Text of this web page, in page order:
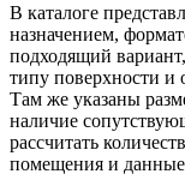
В каталоге
назначением,
подходящий
типу поверхности и
Там же указаны
наличие
рассчитать
помещения и данные